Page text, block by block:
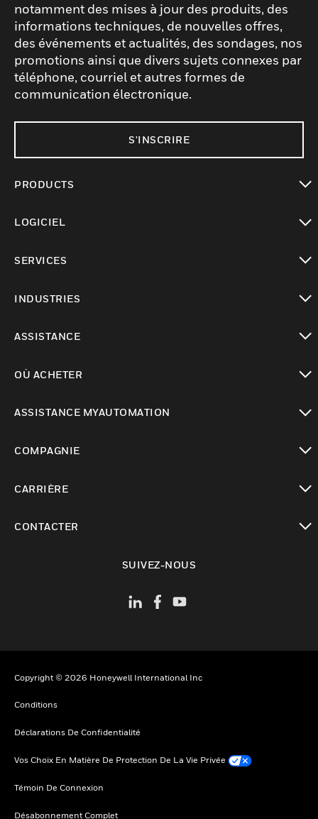
notamment des mises à jour des produits, des
informations techniques, de nouvelles offres,
des événements et actualités, des sondages, nos
promotions ainsi que divers sujets connexes par
téléphone, courriel et autres formes de
communication électronique.
S'INSCRIRE
PRODUCTS
LOGICIEL
SERVICES
INDUSTRIES
ASSISTANCE
OÙ ACHETER
ASSISTANCE MYAUTOMATION
COMPAGNIE
CARRIÈRE
CONTACTER
SUIVEZ-NOUS
Copyright © 2026 Honeywell International Inc
Conditions
Déclarations De Confidentialité
Vos Choix En Matière De Protection De La Vie Privée
Témoin De Connexion
Désabonnement Complet